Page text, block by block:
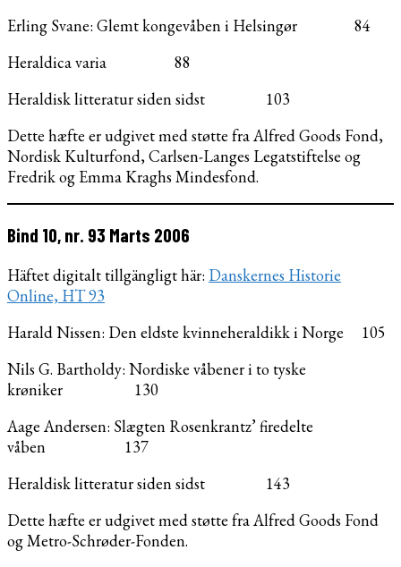
Erling Svane: Glemt kongevåben i Helsingør 84
Heraldica varia 88
Heraldisk litteratur siden sidst 103
Dette hæfte er udgivet med støtte fra Alfred Goods Fond,
Nordisk Kulturfond, Carlsen-Langes Legatstiftelse og
Fredrik og Emma Kraghs Mindesfond.
Bind 10, nr. 93 Marts 2006
Häftet digitalt tillgängligt här: Danskernes Historie
Online, HT 93
Harald Nissen: Den eldste kvinneheraldikk i Norge 105
Nils G. Bartholdy: Nordiske våbener i to tyske
krøniker 130
Aage Andersen: Slægten Rosenkrantz’ firedelte
våben 137
Heraldisk litteratur siden sidst 143
Dette hæfte er udgivet med støtte fra Alfred Goods Fond
og Metro-Schrøder-Fonden.